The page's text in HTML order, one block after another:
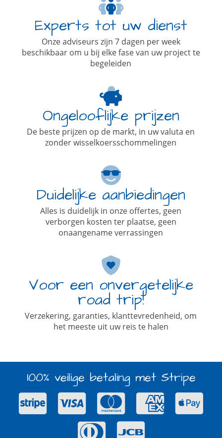
Experts tot uw dienst
Onze adviseurs zijn 7 dagen per week
beschikbaar om u bij elke fase van uw project te
begeleiden
Ongelooflijke prijzen
De beste prijzen op de markt, in uw valuta en
zonder wisselkoersschommelingen
Duidelijke aanbiedingen
Alles is duidelijk in onze offertes, geen
verborgen kosten ter plaatse, geen
onaangename verrassingen
Voor een onvergetelijke
road trip!
Verzekering, garanties, klanttevredenheid, om
het meeste uit uw reis te halen
100% veilige betaling met Stripe